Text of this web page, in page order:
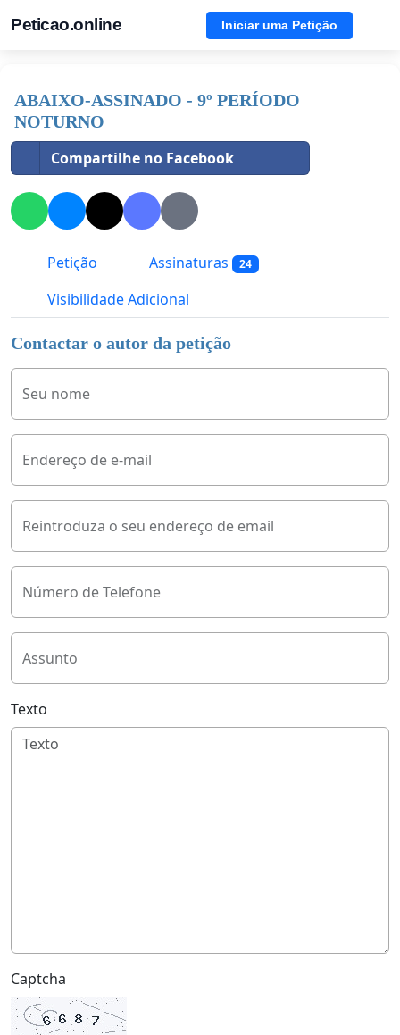
Peticao.online Iniciar uma Petição
ABAIXO-ASSINADO - 9º PERÍODO
NOTURNO
Compartilhe no Facebook
Petição Assinaturas 24
Visibilidade Adicional
Contactar o autor da petição
Seu nome
Endereço de e-mail
Reintroduza o seu endereço de email
Número de Telefone
Assunto
Texto
Captcha